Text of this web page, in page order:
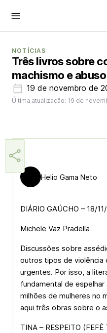
NOTÍCIAS
Três livros sobre
machismo e abuso
19 de novembro de
Última atualização: 19 de
Helio Gama Neto
DIÁRIO GAÚCHO – 18/
Michele Vaz Pradella
Discussões sobre
outros tipos de violência
urgentes. Por isso, a
fundamental de
milhões de mulheres no
aqui três obras sobre o
TINA – RESPEITO (FEFÊ